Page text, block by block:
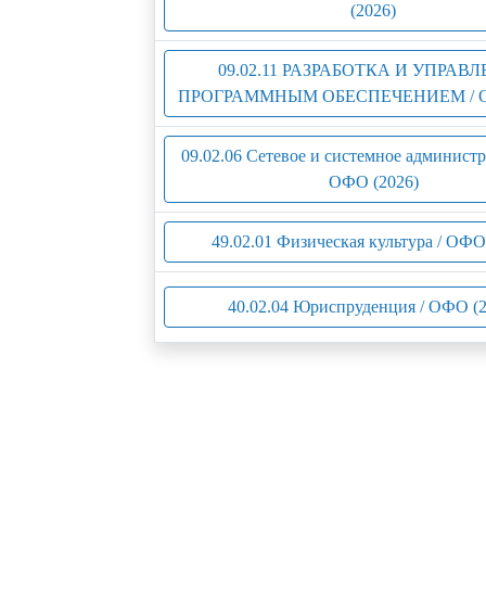
(2026)
09.02.11 РАЗРАБОТКА И
ПРОГРАММНЫМ ОБЕСПЕЧЕНИЕМ /
09.02.06 Сетевое и системное
ОФО (2026)
49.02.01 Физическая культура /
40.02.04 Юриспруденция / ОФО